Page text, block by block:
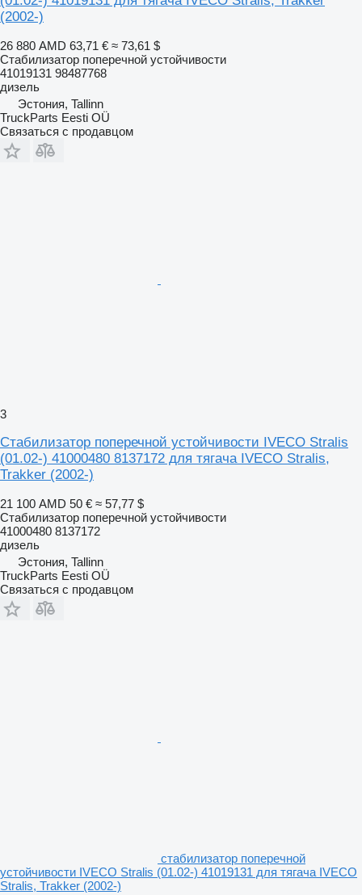
(2002-)
26 880 AMD 63,71 € ≈ 73,61 $
Стабилизатор поперечной устойчивости
41019131 98487768
дизель
Эстония, Tallinn
TruckParts Eesti OÜ
Связаться с продавцом
3
Стабилизатор поперечной устойчивости IVECO Stralis
(01.02-) 41000480 8137172 для тягача IVECO Stralis,
Trakker (2002-)
21 100 AMD 50 € ≈ 57,77 $
Стабилизатор поперечной устойчивости
41000480 8137172
дизель
Эстония, Tallinn
TruckParts Eesti OÜ
Связаться с продавцом
стабилизатор поперечной
устойчивости IVECO Stralis (01.02-) 41019131 для тягача IVECO
Stralis, Trakker (2002-)